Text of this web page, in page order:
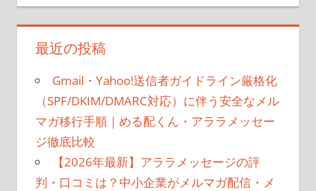
ビ
ゲ
ー
シ
ョ
ン
記
事:
最近の投稿
Gmail・Yahoo!送信者ガイドライン厳格化
（SPF/DKIM/DMARC対応）に伴う安全なメル
マガ移行手順｜める配くん・アララメッセー
ジ徹底比較
【2026年最新】アララメッセージの評
判・口コミは？中小企業がメルマガ配信・メ